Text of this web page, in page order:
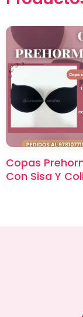
Copas
Con Sisa Y